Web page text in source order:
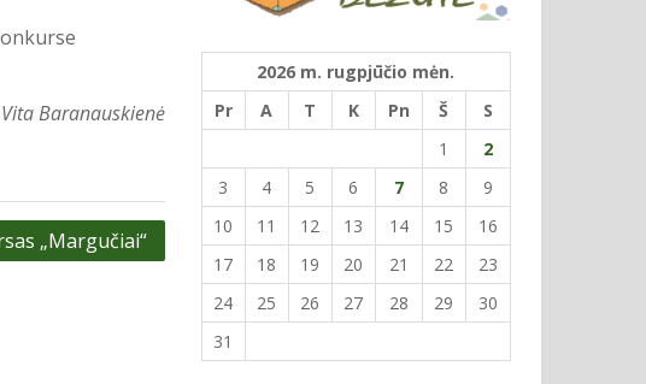
Baranauskienė
„Margučiai“
2026 m. rugpjūčio mėn.
Pr
A T K Pn Š
S
1
2
3
4 5 6 7 8
9
10
11 12 13 14 15
16
17
18 19 20 21 22
23
24
25 26 27 28 29
30
31